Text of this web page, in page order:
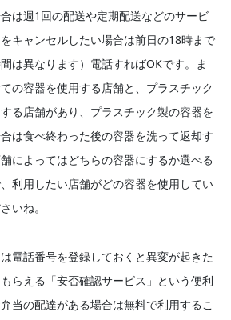
は週1回の配送や定期配送などのサービ
キャンセルしたい場合は前日の18時まで
は異なります）電話すればOKです。ま
の容器を使用する店舗と、プラスチック
る店舗があり、プラスチック製の容器を
は食べ終わった後の容器を洗って返却す
によってはどちらの容器にするか選べる
利用したい店舗がどの容器を使用してい
いね。
電話番号を登録しておくと異変が起きた
らえる「安否確認サービス」という便利
当の配達がある場合は無料で利用するこ